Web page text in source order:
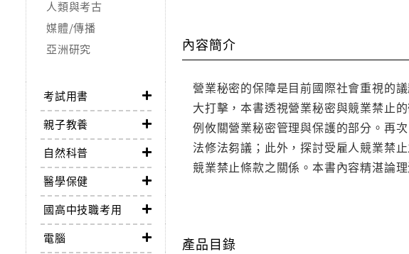
人類與考古
媒體/傳播
亞洲研究
考試用書
親子教養
自然科普
醫學保健
國高中技職考用
電腦
內容簡介
營業秘密的保障是目前國際社會重視的
大打擊，本書透視營業秘密與競業禁止
例攸關營業秘密管理與保護的部分。再
法修法芻議；此外，探討受雇人競業禁
競業禁止條款之關係。本書內容精湛論
產品目錄